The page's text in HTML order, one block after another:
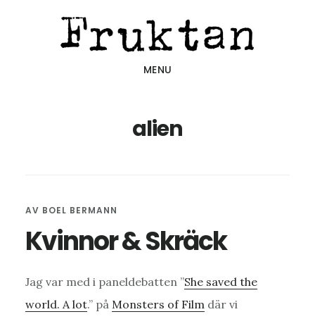
MENU
alien
AV BOEL BERMANN
Kvinnor & Skräck
Jag var med i paneldebatten ”She saved the
world. A lot.” på Monsters of Filmdär vi